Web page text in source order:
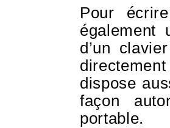
Pour
également
d’un
dispose
façon
portable.